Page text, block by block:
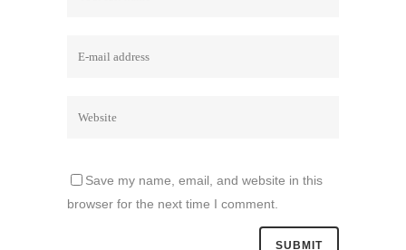
Save my name, email, and website in this
browser for the next time I comment.